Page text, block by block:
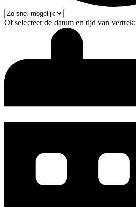
Of selecteer de datum en tijd van vertrek: